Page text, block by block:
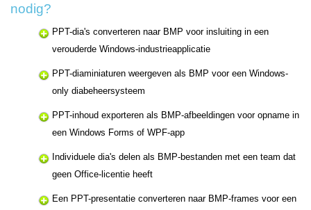
nodig?
PPT-dia's converteren naar BMP voor insluiting in een
verouderde Windows-industrieapplicatie
PPT-diaminiaturen weergeven als BMP voor een Windows-
only diabeheersysteem
PPT-inhoud exporteren als BMP-afbeeldingen voor opname in
een Windows Forms of WPF-app
Individuele dia's delen als BMP-bestanden met een team dat
geen Office-licentie heeft
Een PPT-presentatie converteren naar BMP-frames voor een